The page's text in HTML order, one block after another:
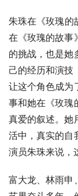
朱珠在《玫瑰的
在《玫瑰的故事
的挑战，也是她
己的经历和演技
让这个角色成为
事和她在《玫瑰
真爱的叙述。她
活中，真实的自
演员朱珠来说，
富大龙、林雨申